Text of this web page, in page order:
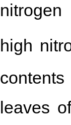
nitrogen
high
leaves